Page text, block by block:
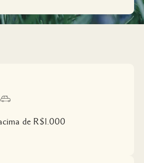
de R$1.000